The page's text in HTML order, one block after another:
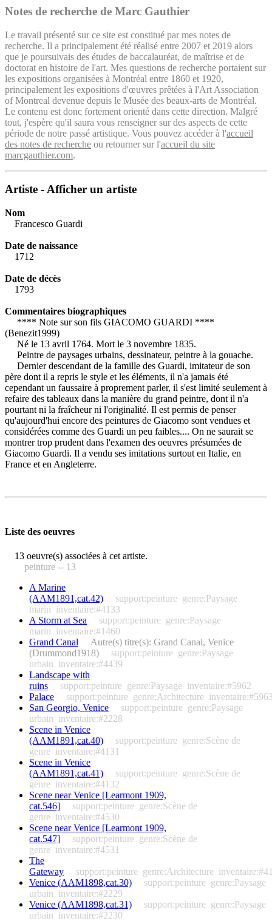
Notes de recherche de Marc Gauthier
Le travail présenté sur ce site est constitué par mes notes de
recherche. Il a principalement été réalisé entre 2007 et 2019 alors
que je poursuivais des études de baccalauréat, de maîtrise et de
doctorat en histoire de l'art. Mes questions de recherche portaient sur
les expositions organisées à Montréal entre 1860 et 1920,
principalement les expositions d'œuvres prêtées à l'Art Association
of Montreal devenue depuis le Musée des beaux-arts de Montréal.
Le contenu est donc fortement orienté dans cette direction. Malgré
tout, j'espère qu'il saura vous renseigner sur des aspects de cette
période de notre passé artistique. Vous pouvez accéder à l'accueil
des notes de recherche ou retourner sur l'accueil du site
marcgauthier.com.
Artiste - Afficher un artiste
Nom
Francesco Guardi
Date de naissance
1712
Date de décès
1793
Commentaires biographiques
**** Note sur son fils GIACOMO GUARDI ****
(Benezit1999)
Né le 13 avril 1764. Mort le 3 novembre 1835.
Peintre de paysages urbains, dessinateur, peintre à la gouache.
Dernier descendant de la famille des Guardi, imitateur de son
père dont il a repris le style et les éléments, il n'a jamais été
cependant un faussaire à proprement parler, il s'est limité seulement à
refaire des tableaux dans la manière du grand peintre, dont il n'a
pourtant ni la fraîcheur ni l'originalité. Il est permis de penser
qu'aujourd'hui encore des peintures de Giacomo sont vendues et
considérées comme des Guardi un peu faibles.... On ne saurait se
montrer trop prudent dans l'examen des oeuvres présumées de
Giacomo Guardi. Il a vendu ses imitations surtout en Italie, en
France et en Angleterre.
Liste des oeuvres
13 oeuvre(s) associées à cet artiste.
peinture -- 13
A Marine
(AAM1891,cat.42)
support:peinture genre:Paysage
marin inventaire:#4133
A Storm at Sea
support:peinture genre:Paysage
marin inventaire:#1460
Grand Canal
Autre(s) titre(s): Grand Canal, Venice
(Drummond1918)
support:peinture genre:Paysage
urbain inventaire:#4439
Landscape with
ruins
support:peinture genre:Paysage inventaire:#5962
Palace
support:peinture genre:Architecture
San Georgio, Venice
support:peinture genre:Paysage
urbain inventaire:#2228
Scene in Venice
(AAM1891,cat.40)
support:peinture genre:Scène de
genre inventaire:#4131
Scene in Venice
(AAM1891,cat.41)
support:peinture genre:Scène de
genre inventaire:#4132
Scene near Venice [Learmont 1909,
cat.546]
support:peinture genre:Scène de
genre inventaire:#4530
Scene near Venice [Learmont 1909,
cat.547]
support:peinture genre:Scène de
genre inventaire:#4531
The
Gateway
support:peinture genre:Architecture
Venice (AAM1898,cat.30)
support:peinture genre:Paysage
urbain inventaire:#2229
Venice (AAM1898,cat.31)
support:peinture genre:Paysage
urbain inventaire:#2230